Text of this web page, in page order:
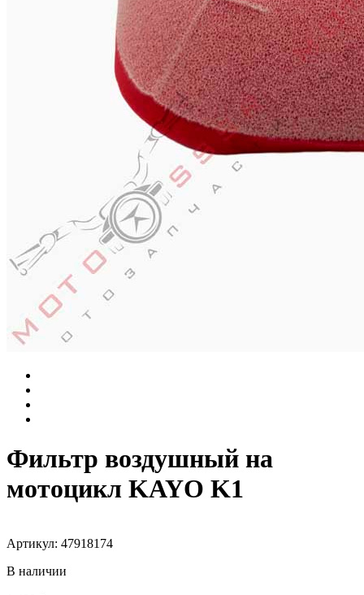
Фильтр воздушный на
мотоцикл KAYO K1
Артикул: 47918174
В наличии